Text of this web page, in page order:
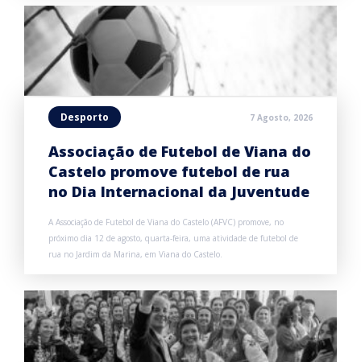
Desporto 7 Agosto, 2026
Associação de Futebol de Viana do
Castelo promove futebol de rua
no Dia Internacional da Juventude
A Associação de Futebol de Viana do Castelo (AFVC) promove, no
próximo dia 12 de agosto, quarta-feira, uma atividade de futebol de
rua no Jardim da Marina, em Viana do Castelo.